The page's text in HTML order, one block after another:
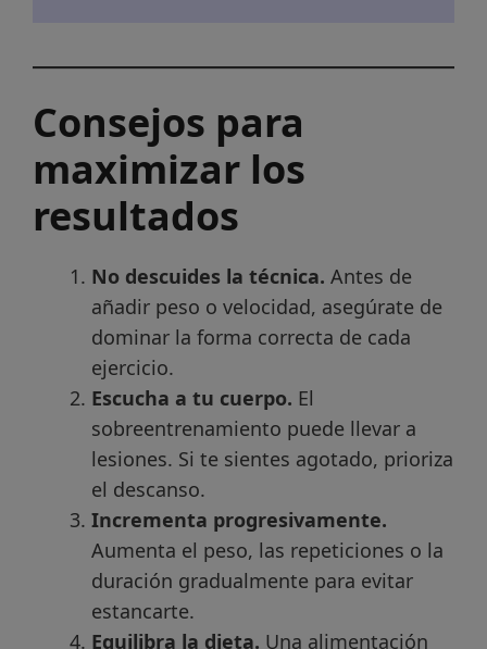
Consejos para
maximizar los
resultados
No descuides la técnica. Antes de
añadir peso o velocidad, asegúrate de
dominar la forma correcta de cada
ejercicio.
Escucha a tu cuerpo. El
sobreentrenamiento puede llevar a
lesiones. Si te sientes agotado, prioriza
el descanso.
Incrementa progresivamente.
Aumenta el peso, las repeticiones o la
duración gradualmente para evitar
estancarte.
Equilibra la dieta. Una alimentación